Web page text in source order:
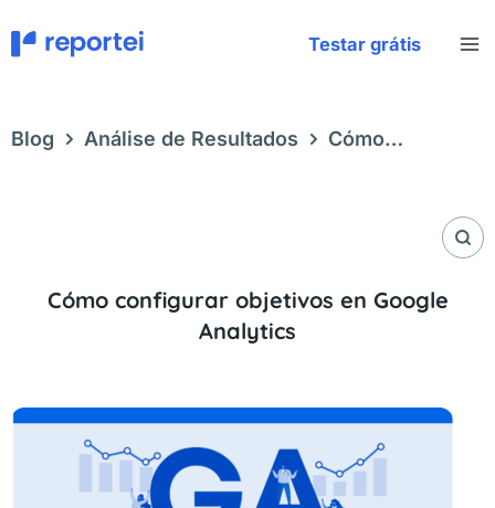
al
contenido
Testar grátis
Blog Análise de Resultados
Cómo
Cómo configurar objetivos en Google
Analytics